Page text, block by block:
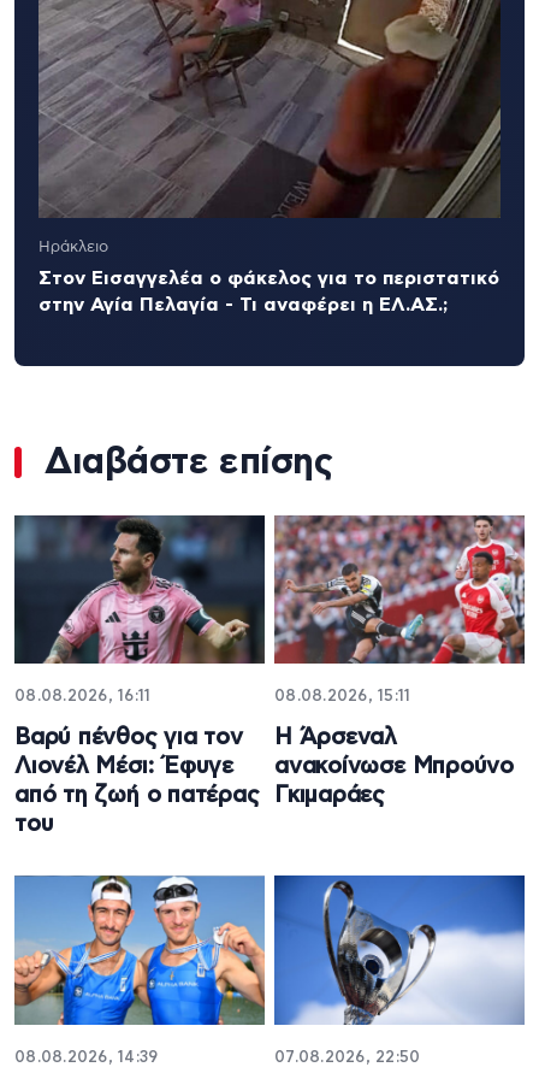
Ηράκλειο
Στον Εισαγγελέα ο φάκελος για το περιστατικό
στην Αγία Πελαγία - Τι αναφέρει η ΕΛ.ΑΣ.;
Διαβάστε επίσης
08.08.2026, 16:11
Βαρύ πένθος για τον
Λιονέλ Μέσι: Έφυγε
από τη ζωή ο πατέρας
του
08.08.2026, 15:11
Η Άρσεναλ
ανακοίνωσε Μπρούνο
Γκιμαράες
08.08.2026, 14:39 07.08.2026, 22:50